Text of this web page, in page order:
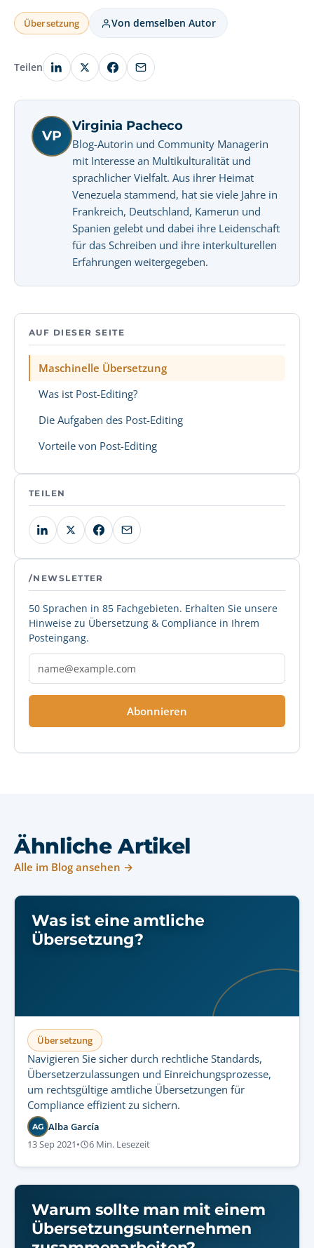
Übersetzung Von demselben Autor
Teilen
VP
Virginia Pacheco
Blog-Autorin und Community Managerin
mit Interesse an Multikulturalität und
sprachlicher Vielfalt. Aus ihrer Heimat
Venezuela stammend, hat sie viele Jahre in
Frankreich, Deutschland, Kamerun und
Spanien gelebt und dabei ihre Leidenschaft
für das Schreiben und ihre interkulturellen
Erfahrungen weitergegeben.
AUF DIESER SEITE
Maschinelle Übersetzung
Was ist Post-Editing?
Die Aufgaben des Post-Editing
Vorteile von Post-Editing
TEILEN
/NEWSLETTER
50 Sprachen in 85 Fachgebieten. Erhalten Sie unsere
Hinweise zu Übersetzung & Compliance in Ihrem
Posteingang.
Abonnieren
Ähnliche Artikel
Alle im Blog ansehen →
Was ist eine amtliche
Übersetzung?
Übersetzung
Navigieren Sie sicher durch rechtliche Standards,
Übersetzerzulassungen und Einreichungsprozesse,
um rechtsgültige amtliche Übersetzungen für
Compliance effizient zu sichern.
AG Alba García
13 Sep 2021• 6 Min. Lesezeit
Warum sollte man mit einem
Übersetzungsunternehmen